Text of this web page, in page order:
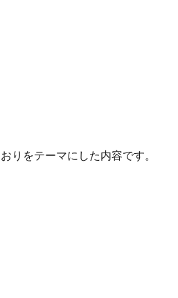
をテーマにした内容です。